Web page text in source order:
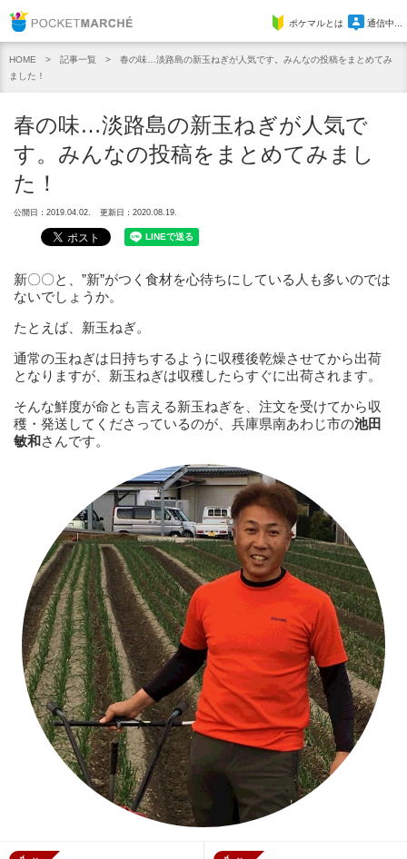
Pocket Marcheポケマルとは 通信中...
HOME 記事一覧
春の味…淡路島の新玉ねぎが人気です。みんなの投稿をまとめてみ
ました！
春の味…淡路島の新玉ねぎが人気で
す。みんなの投稿をまとめてみまし
た！
公開日：2019.04.02. 更新日：2020.08.19.
新〇〇と、”新”がつく食材を心待ちにしている人も多いのでは
ないでしょうか。
たとえば、新玉ねぎ。
通常の玉ねぎは日持ちするように収穫後乾燥させてから出荷
となりますが、新玉ねぎは収穫したらすぐに出荷されます。
そんな鮮度が命とも言える新玉ねぎを、注文を受けてから収
穫・発送してくださっているのが、兵庫県南あわじ市の池田
敏和さんです。